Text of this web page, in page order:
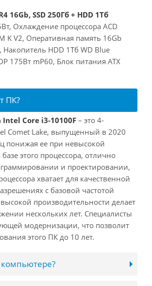
16Gb, SSD 250Гб + HDD 1Тб
Охлаждение процессора ACD
K V2, Оперативная память 16Gb
Накопитель HDD 1Тб WD Blue
175Вт mP60, Блок питания ATX
ПК?
Core i3-10100F – это 4-
Comet Lake, выпущенный в 2020
понижая ее при невысокой
этого процессора, отлично
и проектировании,
хватает для качественной
с базовой частотой
производительности делает
нескольких лет. Специалисты
модернизации, что позволит
этого ПК до 10 лет.
компьютере?